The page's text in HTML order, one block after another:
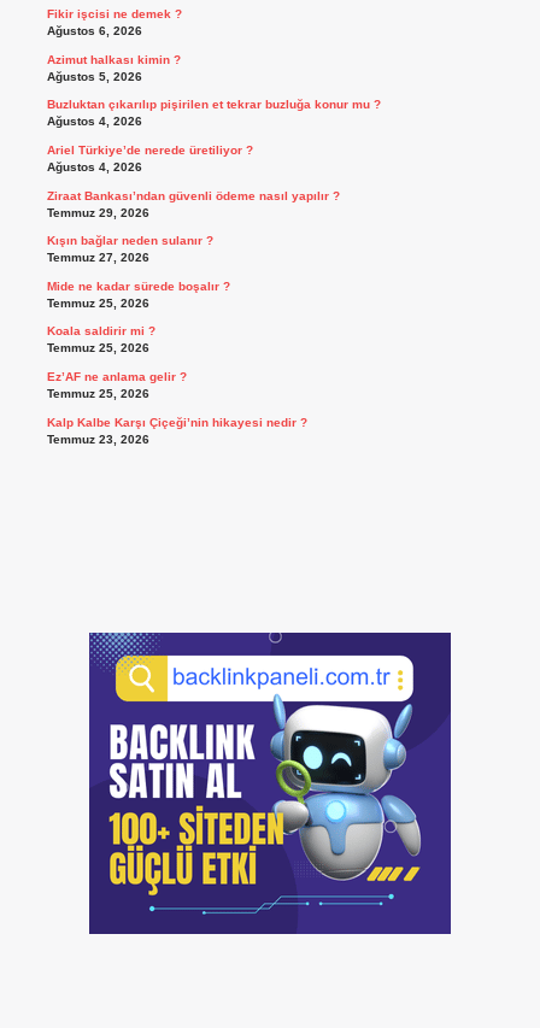
Fikir işcisi ne demek ?
Ağustos 6, 2026
Azimut halkası kimin ?
Ağustos 5, 2026
Buzluktan çıkarılıp pişirilen et tekrar buzluğa konur mu ?
Ağustos 4, 2026
Ariel Türkiye’de nerede üretiliyor ?
Ağustos 4, 2026
Ziraat Bankası’ndan güvenli ödeme nasıl yapılır ?
Temmuz 29, 2026
Kışın bağlar neden sulanır ?
Temmuz 27, 2026
Mide ne kadar sürede boşalır ?
Temmuz 25, 2026
Koala saldirir mi ?
Temmuz 25, 2026
Ez’AF ne anlama gelir ?
Temmuz 25, 2026
Kalp Kalbe Karşı Çiçeği’nin hikayesi nedir ?
Temmuz 23, 2026